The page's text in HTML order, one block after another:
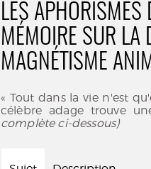
LES
MÉMOIRE SUR LA
MAGNÉTISME
« Tout dans la vie n'est
célèbre adage trouve
complète ci-dessous)